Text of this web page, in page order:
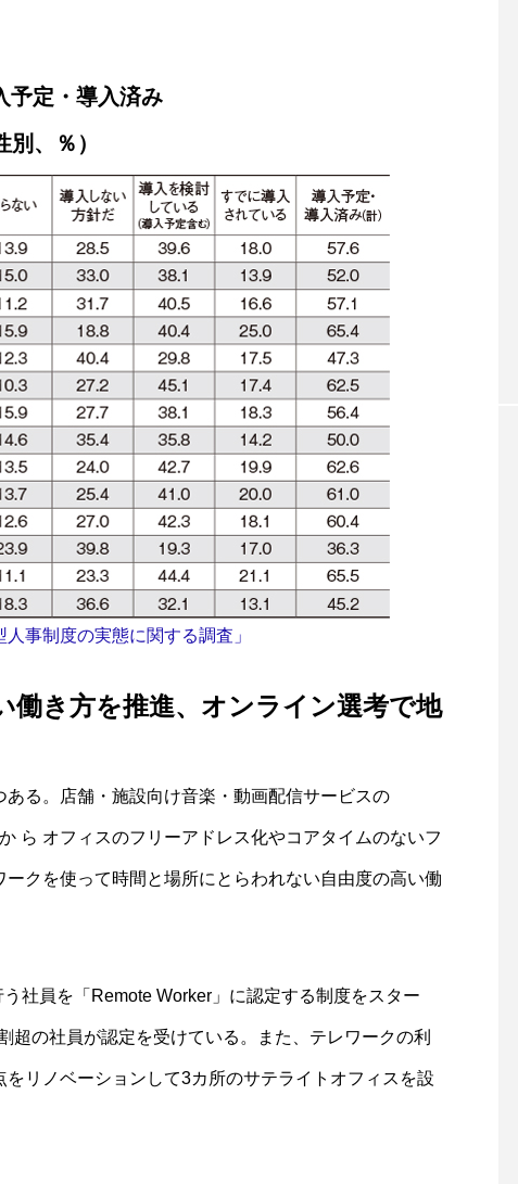
予定・導入済み
、％）
事制度の実態に関する調査」
働き方を推進、オンライン選考で地
る。店舗・施設向け音楽・動画配信サービスの
ら オフィスのフリーアドレス化やコアタイムのないフ
クを使って時間と場所にとらわれない自由度の高い働
社員を「Remote Worker」に認定する制度をスター
超の社員が認定を受けている。また、テレワークの利
リノベーションして3カ所のサテライトオフィスを設